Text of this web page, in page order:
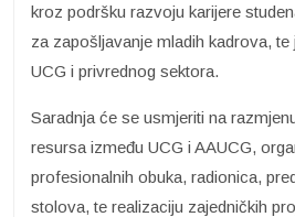
kroz podršku razvoju karijere
za zapošljavanje mladih kadrova,
UCG i privrednog sektora.
Saradnja će se usmjeriti na
resursa između UCG i AAUCG,
profesionalnih obuka, radionica,
stolova, te realizaciju zajedničkih